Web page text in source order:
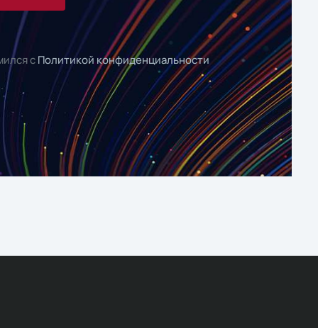
сПолитикой конфиденциальности